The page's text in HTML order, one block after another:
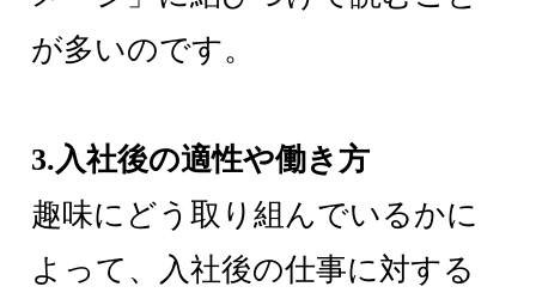
が多いのです。
3.入社後の適性や働き方
趣味にどう取り組んでいるかに
よって、入社後の仕事に対する